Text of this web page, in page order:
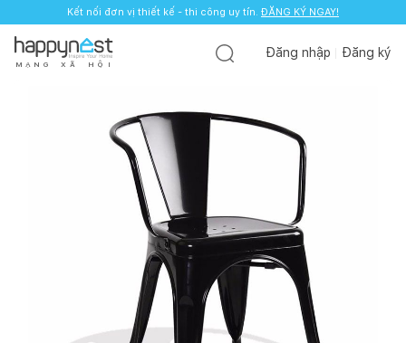
Kết nối đơn vị thiết kế - thi công uy tín. ĐĂNG KÝ NGAY!
M Ạ N G X Ã H Ộ I
Đăng nhập Đăng ký